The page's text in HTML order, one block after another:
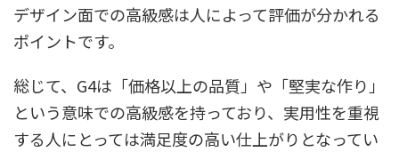
デザイン面での高級感は人によって評価が分かれる
ポイントです。
総じて、G4は「価格以上の品質」や「堅実な作り」
という意味での高級感を持っており、実用性を重視
する人にとっては満足度の高い仕上がりとなってい